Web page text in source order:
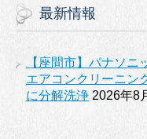
最新情報
【座間市】パナソ
エアコンクリーニン
に分解洗浄 2026年8